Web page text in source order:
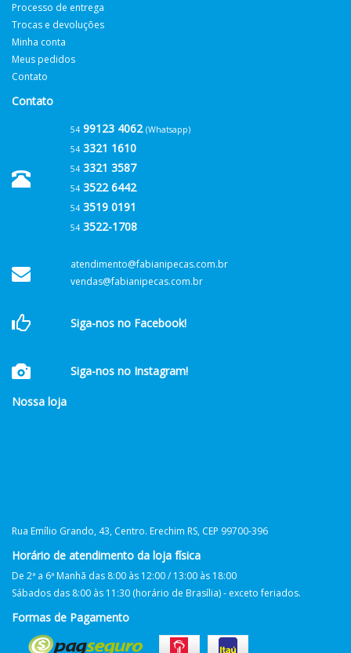
Processo de entrega
Trocas e devoluções
Minha conta
Meus pedidos
Contato
Contato
5499123 4062 (Whatsapp)
543321 1610
543321 3587
543522 6442
543519 0191
543522-1708
atendimento@fabianipecas.com.br
vendas@fabianipecas.com.br
Siga-nos no Facebook!
Siga-nos no Instagram!
Nossa loja
Rua Emílio Grando, 43, Centro. Erechim RS, CEP 99700-396
Horário de atendimento da loja física
De 2ª a 6ª Manhã das 8:00 às 12:00 / 13:00 às 18:00
Sábados das 8:00 às 11:30 (horário de Brasília) - exceto feriados.
Formas de Pagamento